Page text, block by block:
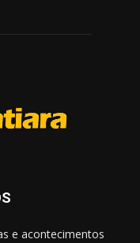
e acontecimentos